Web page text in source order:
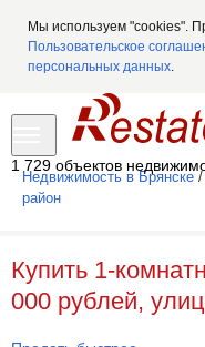
Мы используем "cookies".
Пользовательское
персональных данных.
1 729 объектов
Недвижимость в Брянске /
район
Купить 1-
000 рублей,